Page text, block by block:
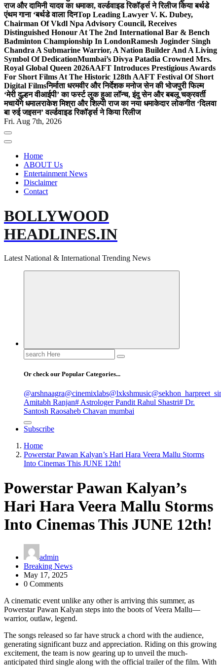
राज और दामिनी यादव का धमाका, वर्ल्डवाइड रिकॉर्ड्स ने रिलीज किया बर्थडे
एंथम गाना ‘बर्थडे वाला दिनTop Leading Lawyer V. K. Dubey,
Chairman Of Vkdl Npa Advisory Council, Receives
Distinguished Honour At The 2nd International Bar & Bench
Badminton Championship In LondonRamesh Joginder Singh
Chandra A Submarine Warrior, A Nation Builder And A Living
Symbol Of DedicationMumbai’s Divya Patadia Crowned Mrs.
Royal Global Queen 2026AAFT Introduces Prestigious Awards
For Short Films At The Historic 128th AAFT Festival Of Short
Digital Filmsनिर्माता धरमवीर और निर्देशक मनोज सेन की भोजपुरी फिल्म
‘मेरी दुल्हन वीआईपी’ का फर्स्ट लुक हुआ लॉन्च, इंदु सेन और बबलू चक्रवर्ती
मचायेंगे धमालराकेश मिश्रा और शिल्पी राज का नया धमाकेदार लोकगीत ‘दिलवा
बा रुई जइसन’ वर्ल्डवाइड रिकॉर्ड्स ने किया रिलीज
Fri. Aug 7th, 2026
Home
ABOUT Us
Entertainment News
Disclaimer
Contact
BOLLYWOOD
HEADLINES.IN
Latest National & International Trending News
Search
for:
Or check our Popular Categories...
@arshnaagra@cinemixlabs@lxkshmusic
Amitabh Ranjan# Astrologer Pandit Rahul Shastri# Dr.
Santosh Raosaheb Chavan mumbai
Subscribe
Home
Powerstar Pawan Kalyan’s Hari Hara Veera Mallu Storms
Into Cinemas This JUNE 12th!
Powerstar Pawan Kalyan’s
Hari Hara Veera Mallu Storms
Into Cinemas This JUNE 12th!
admin
Breaking News
May 17, 2025
0 Comments
A cinematic event unlike any other is arriving this summer, as
Powerstar Pawan Kalyan steps into the boots of Veera Mallu—
warrior, outlaw, legend.
The songs released so far have struck a chord with the audience,
generating significant buzz and appreciation. Riding on this growing
excitement, the team is now gearing up to unveil the much-
anticipated third single along with the official trailer of the film. With